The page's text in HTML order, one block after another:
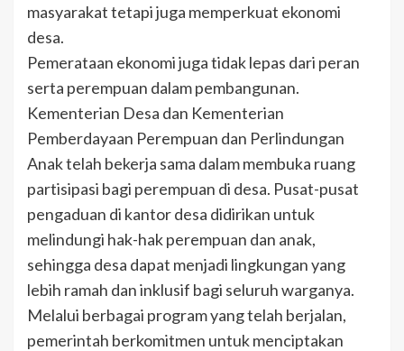
masyarakat tetapi juga memperkuat ekonomi
desa.
Pemerataan ekonomi juga tidak lepas dari peran
serta perempuan dalam pembangunan.
Kementerian Desa dan Kementerian
Pemberdayaan Perempuan dan Perlindungan
Anak telah bekerja sama dalam membuka ruang
partisipasi bagi perempuan di desa. Pusat-pusat
pengaduan di kantor desa didirikan untuk
melindungi hak-hak perempuan dan anak,
sehingga desa dapat menjadi lingkungan yang
lebih ramah dan inklusif bagi seluruh warganya.
Melalui berbagai program yang telah berjalan,
pemerintah berkomitmen untuk menciptakan